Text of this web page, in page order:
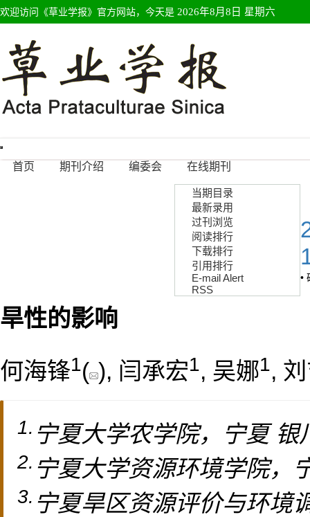
欢迎访问《草业学报》官方网站，今天是 2026年8月8日 星期六
Toggle
navigation
首页 期刊介绍 编委会 在线期刊
当期目录
最新录用
过刊浏览
阅读排行
下载排行
引用排行
E-mail Alert
RSS
•
旱性的影响
何海锋1( ), 闫承宏1, 吴娜1,
1. 宁夏大学农学院，宁夏 银
2. 宁夏大学资源环境学院，
3. 宁夏旱区资源评价与环境